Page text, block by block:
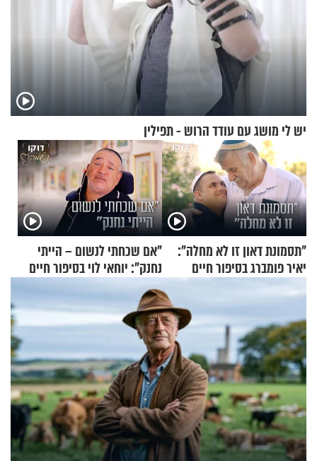
יש לי מושג עם עודד הרוש - תפילין
"תסמונת דאון זו לא מחלה":
יאיר פומברג בסיפור חיים
מעורר השראה
"אם שכחתי לנשום – הייתי
נחנק": יוחאי לוי בסיפור חיים
מעורר השראה